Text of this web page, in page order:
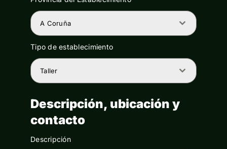
complementos (cinturones, guantes, etc)
fotografía
A Coruña
Tipo de establecimiento
Taller
Descripción, ubicación y
contacto
Descripción